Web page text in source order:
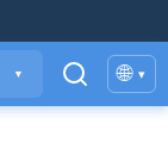
▼ 🌐 ▾